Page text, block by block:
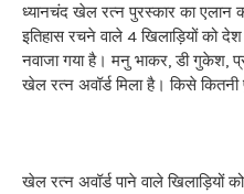
ध्यानचंद खेल रत्न पुरस्कार का
इतिहास रचने वाले 4 खिलाड़ियों
नवाजा गया है। मनु भाकर, डी गुकेश,
खेल रत्न अवॉर्ड मिला है। किसे कितनी
खेल रत्न अवॉर्ड पाने वाले खिलाड़ियों